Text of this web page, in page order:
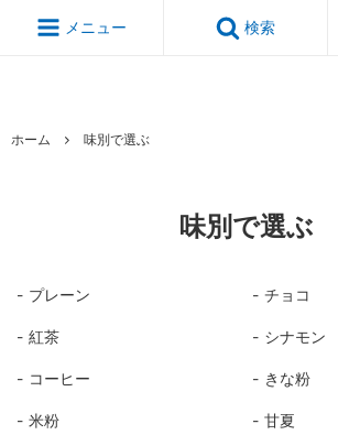
小さな工房 Uiqo（ユイコ）
メニュー 検索
ホーム 味別で選ぶ
味別で選ぶ
プレーン チョコ
紅茶 シナモン
コーヒー きな粉
米粉 甘夏